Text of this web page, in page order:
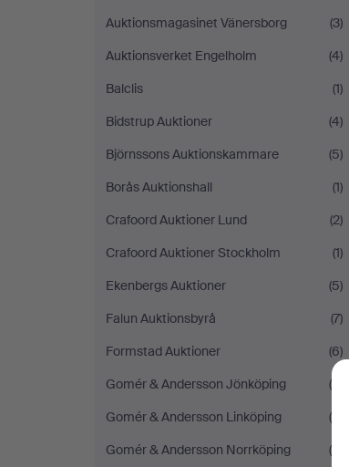
Auktionsmagasinet Vänersborg
(3)
Auktionsverket Engelholm
(4)
Balclis
(1)
Bidstrup Auktioner
(4)
Björnssons Auktionskammare
(5)
Borås Auktionshall
(1)
Crafoord Auktioner Lund
(2)
Crafoord Auktioner Stockholm
(1)
Ekenbergs Auktioner
(5)
Falun Auktionsbyrå
(7)
Formstad Auktioner
(6)
Gomér & Andersson Jönköping
(6)
Gomér & Andersson Linköping
(4)
Gomér & Andersson Norrköping
(8)